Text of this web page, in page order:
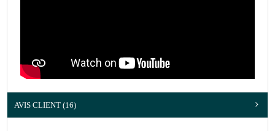
AVIS CLIENT (16)